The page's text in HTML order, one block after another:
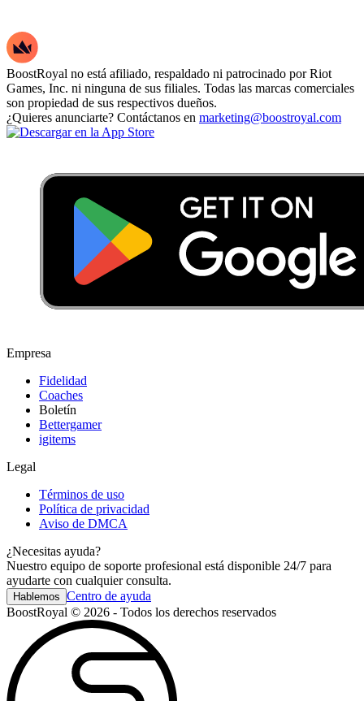
BoostRoyal no está afiliado, respaldado ni patrocinado por Riot
Games, Inc. ni ninguna de sus filiales. Todas las marcas comerciales
son propiedad de sus respectivos dueños.
¿Quieres anunciarte? Contáctanos en marketing@boostroyal.com
Empresa
Fidelidad
Coaches
Boletín
Bettergamer
igitems
Legal
Términos de uso
Política de privacidad
Aviso de DMCA
¿Necesitas ayuda?
Nuestro equipo de soporte profesional está disponible 24/7 para
ayudarte con cualquier consulta.
Hablemos Centro de ayuda
BoostRoyal © 2026 - Todos los derechos reservados